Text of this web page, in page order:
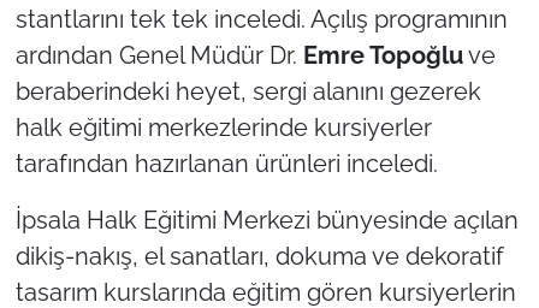
stantlarını tek tek inceledi. Açılış programının
ardından Genel Müdür Dr. Emre Topoğluve
beraberindeki heyet, sergi alanını gezerek
halk eğitimi merkezlerinde kursiyerler
tarafından hazırlanan ürünleri inceledi.
İpsala Halk Eğitimi Merkezi bünyesinde açılan
dikiş-nakış, el sanatları, dokuma ve dekoratif
tasarım kurslarında eğitim gören kursiyerlerin